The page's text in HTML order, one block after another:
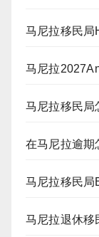
马尼拉移民局
马尼拉
马尼拉移民局
在马尼拉逾期
马尼拉移民局
马尼拉退休移